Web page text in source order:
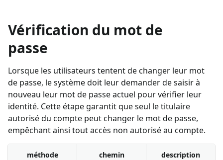
Vérification du mot de
passe
Lorsque les utilisateurs tentent de changer leur mot
de passe, le système doit leur demander de saisir à
nouveau leur mot de passe actuel pour vérifier leur
identité. Cette étape garantit que seul le titulaire
autorisé du compte peut changer le mot de passe,
empêchant ainsi tout accès non autorisé au compte.
méthode chemin description